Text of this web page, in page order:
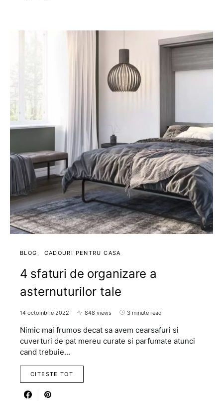
BLOG CADOURI PENTRU CASA
4 sfaturi de organizare a
asternuturilor tale
14 octombrie 2022 848 views 3 minute read
Nimic mai frumos decat sa avem cearsafuri si
cuverturi de pat mereu curate si parfumate atunci
cand trebuie…
CITESTE TOT